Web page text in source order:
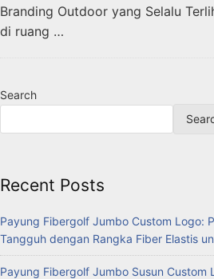
Branding Outdoor yang Selalu
di ruang …
Search
Recent Posts
Payung Fibergolf Jumbo Custom Logo:
Tangguh dengan Rangka Fiber Elastis
Payung Fibergolf Jumbo Susun Custom